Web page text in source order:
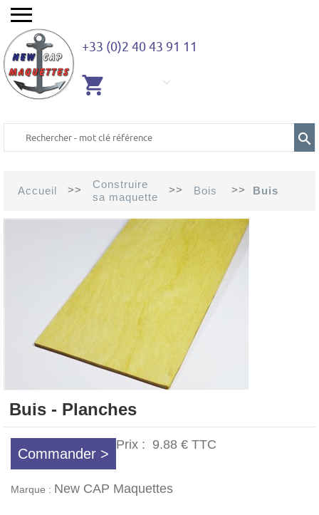
+33 (0)2 40 43 91 11
Accueil >>
Construire
sa maquette
>> Bois >> Buis
Buis - Planches
Commander >
Prix : 9.88 € TTC
Marque : New CAP Maquettes